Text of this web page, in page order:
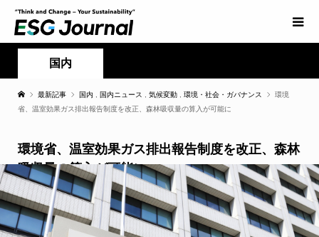
国内
最新記事 国内 国内ニュース 気候変動 環境・社会・ガバナンス
環境
省、温室効果ガス排出報告制度を改正、森林吸収量の算入が可能に
環境省、温室効果ガス排出報告制度を改正、森林
吸収量の算入が可能に